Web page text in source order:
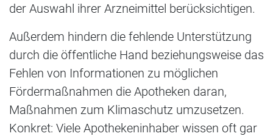
der Auswahl ihrer Arzneimittel berücksichtigen.
Außerdem hindern die fehlende Unterstützung
durch die öffentliche Hand beziehungsweise das
Fehlen von Informationen zu möglichen
Fördermaßnahmen die Apotheken daran,
Maßnahmen zum Klimaschutz umzusetzen.
Konkret: Viele Apothekeninhaber wissen oft gar